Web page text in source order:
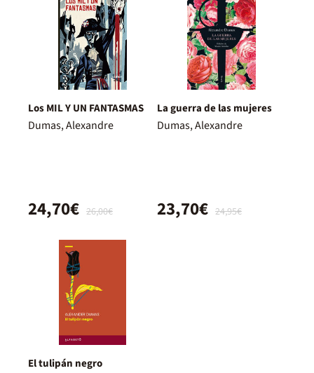
Los MIL Y UN FANTASMAS
Dumas, Alexandre
26,00€
24,70€
La guerra de las mujeres
Dumas, Alexandre
24,95€
23,70€
El tulipán negro